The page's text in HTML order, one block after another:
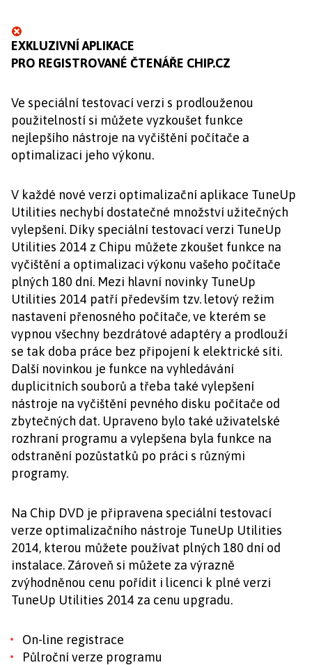
EXKLUZIVNÍ APLIKACE
PRO REGISTROVANÉ ČTENÁŘE CHIP.CZ
Ve speciální testovací verzi s prodlouženou
použitelností si můžete vyzkoušet funkce
nejlepšího nástroje na vyčištění počítače a
optimalizaci jeho výkonu.
V každé nové verzi optimalizační aplikace TuneUp
Utilities nechybí dostatečné množství užitečných
vylepšení. Díky speciální testovací verzi TuneUp
Utilities 2014 z Chipu můžete zkoušet funkce na
vyčištění a optimalizaci výkonu vašeho počítače
plných 180 dní. Mezi hlavní novinky TuneUp
Utilities 2014 patří především tzv. letový režim
nastavení přenosného počítače, ve kterém se
vypnou všechny bezdrátové adaptéry a prodlouží
se tak doba práce bez připojení k elektrické síti.
Další novinkou je funkce na vyhledávání
duplicitních souborů a třeba také vylepšení
nástroje na vyčištění pevného disku počítače od
zbytečných dat. Upraveno bylo také uživatelské
rozhraní programu a vylepšena byla funkce na
odstranění pozůstatků po práci s různými
programy.
Na Chip DVD je připravena speciální testovací
verze optimalizačního nástroje TuneUp Utilities
2014, kterou můžete používat plných 180 dní od
instalace. Zároveň si můžete za výrazně
zvýhodněnou cenu pořídit i licenci k plné verzi
TuneUp Utilities 2014 za cenu upgradu.
On-line registrace
Půlroční verze programu